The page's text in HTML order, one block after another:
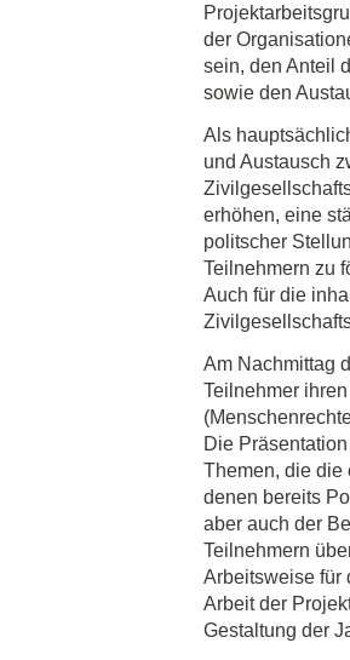
der
sein, den Anteil
sowie den
Als
und Austausch
erhöhen, eine
politscher
Teilnehmern zu
Auch für die
Am Nachmittag
Teilnehmer
Die
Themen, die die
denen bereits
aber auch der
Teilnehmern
Arbeitsweise für
Arbeit der
Gestaltung der